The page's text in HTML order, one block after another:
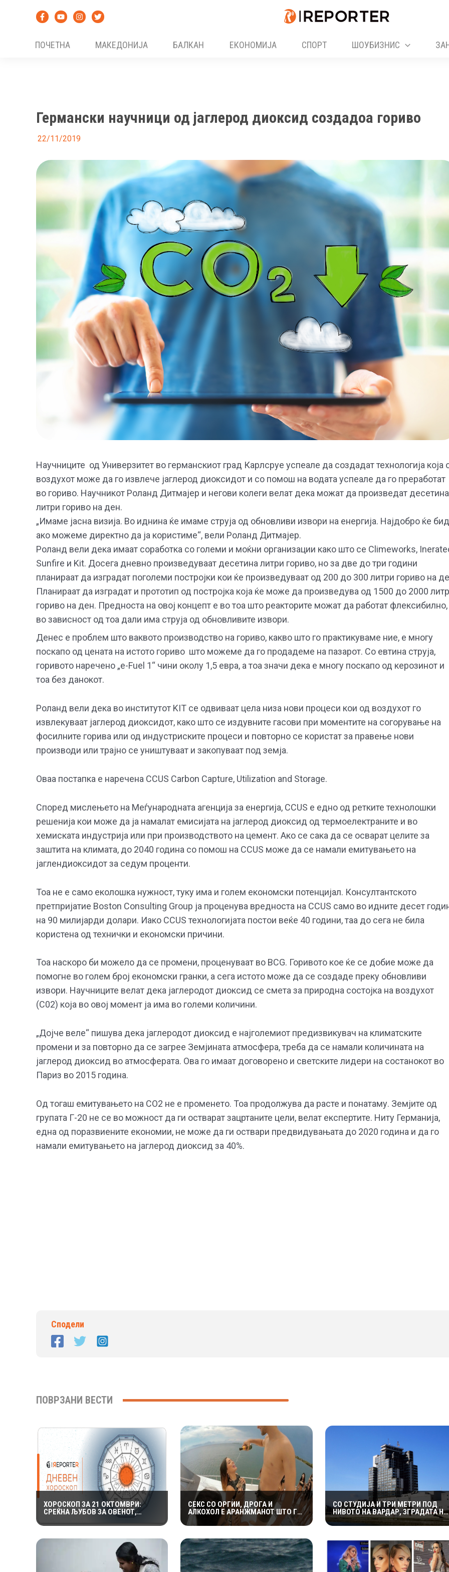
ПОЧЕТНА
МАКЕДОНИЈА БАЛКАН ЕКОНОМИЈА СПОРТ ШОУБИЗНИС
Германски научници од јаглерод диоксид создадоа гориво
22/11/2019
Научниците од Универзитет во германскиот град Карлсруе успеале да создадат технологија која
воздухот може да го извлече јаглерод диоксидот и со помош на водата успеале да го преработат
во гориво. Научникот Роланд Дитмајер и негови колеги велат дека можат да произведат десетина
литри гориво на ден.
„Имаме јасна визија. Во иднина ќе имаме струја од обновливи извори на енергија. Најдобро ќе
ако можеме директно да ја користиме“, вели Роланд Дитмајер.
Роланд вели дека имаат соработка со големи и моќни организации како што се Climeworks,
Sunfire и Kit. Досега дневно произведуваат десетина литри гориво, но за две до три години
планираат да изградат поголеми постројки кои ќе произведуваат од 200 до 300 литри гориво на
Планираат да изградат и прототип од постројка која ќе може да произведува од 1500 до 2000
гориво на ден. Предноста на овој концепт е во тоа што реакторите можат да работат флексибилно,
во зависност од тоа дали има струја од обновливите извори.
Денес е проблем што ваквото производство на гориво, какво што го практикуваме ние, е многу
поскапо од цената на истото гориво што можеме да го продадеме на пазарот. Со евтина струја,
горивото наречено „е-Fuel 1“ чини околу 1,5 евра, а тоа значи дека е многу поскапо од керозинот и
тоа без данокот.
Роланд вели дека во институтот KIT се одвиваат цела низа нови процеси кои од воздухот го
извлекуваат јаглерод диоксидот, како што се издувните гасови при моментите на согорување на
фосилните горива или од индустриските процеси и повторно се користат за правење нови
производи или трајно се уништуваат и закопуваат под земја.
Оваа постапка е наречена CCUS Carbon Capture, Utilization and Storage.
Според мислењето на Меѓународната агенција за енергија, CCUS е едно од ретките технолошки
решенија кои може да ја намалат емисијата на јаглерод диоксид од термоелектраните и во
хемиската индустрија или при производството на цемент. Ако се сака да се осварат целите за
заштита на климата, до 2040 година со помош на CCUS може да се намали емитувањето на
јаглендиоксидот за седум проценти.
Тоа не е само еколошка нужност, туку има и голем економски потенцијал. Консултантското
претпријатие Boston Consulting Group ја проценува вредноста на CCUS само во идните десет
на 90 милијарди долари. Иако CCUS технологијата постои веќе 40 години, таа до сега не била
користена од технички и економски причини.
Тоа наскоро би можело да се промени, проценуваат во BCG. Горивото кое ќе се добие може да
помогне во голем број економски гранки, а сега истото може да се создаде преку обновливи
извори. Научниците велат дека јаглеродот диоксид се смета за природна состојка на воздухот
(C02) која во овој момент ја има во големи количини.
„Дојче веле“ пишува дека јаглеродот диоксид е најголемиот предизвикувач на климатските
промени и за повторно да се загрее Земјината атмосфера, треба да се намали количината на
јаглерод диоксид во атмосферата. Ова го имаат договорено и светските лидери на состанокот во
Париз во 2015 година.
Од тогаш емитувањето на CO2 не е променето. Тоа продолжува да расте и понатаму. Земјите од
групата Г-20 не се во можност да ги остварат зацртаните цели, велат експертите. Ниту Германија,
една од поразвиените економии, не може да ги оствари предвидувањата до 2020 година и да го
намали емитувањето на јаглерод диоксид за 40%.
Сподели
ПОВРЗАНИ ВЕСТИ
ХОРОСКОП ЗА 21 ОКТОМВРИ:
СРЕЌНА ЉУБОВ ЗА ОВЕНОТ,
ВОДОЛИИТЕ ГИ ОЧЕКУВААТ
ИНТЕРЕСНИ НАСТАНИ
СЕКС СО ОРГИИ, ДРОГА И
АЛКОХОЛ Е АРАНЖМАНОТ ШТО ГО
НУДИ КОЛУМБИСКИ ОСТРОВ
СО СТУДИЈА И ТРИ МЕТРИ ПОД
НИВОТО НА ВАРДАР, ЗГРАДАТА НА
МРТВ БЕШЕ МЕЃУ НАЈУБАВИТЕ ВО
ЈУГОСЛАВИЈА